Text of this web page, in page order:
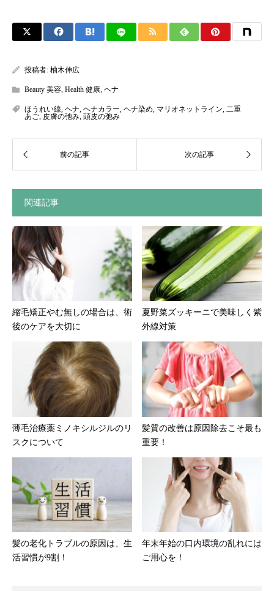
投稿者: 柚木伸広
Beauty 美容, Health 健康, ヘナ
ほうれい線, ヘナ, ヘナカラー, ヘナ染め, マリオネットライン, 二重
あご, 皮膚の弛み, 頭皮の弛み
関連記事
縮毛矯正やむ無しの場合は、術
後のケアを大切に
夏野菜ズッキーニで美味しく紫
外線対策
薄毛治療薬ミノキシルジルのリ
スクについて
髪質の改善は原因除去こそ最も
重要！
髪の老化トラブルの原因は、生
活習慣が9割！
年末年始の口内環境の乱れには
ご用心を！